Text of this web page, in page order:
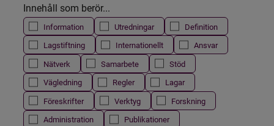
Innehåll som berör...
Information Utredningar
Definition
Lagstiftning
Internationellt
Ansvar
Nätverk
Samarbete
Stöd
Vägledning
Regler
Lagar
Föreskrifter
Verktyg
Forskning
Administration
Publikationer